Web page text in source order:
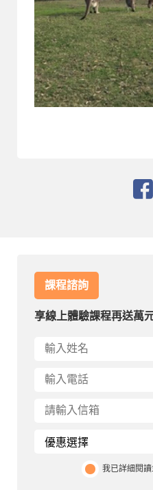
課程諮詢
享線上體驗課程再送萬
我已詳細閱